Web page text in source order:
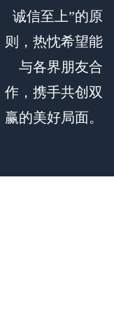
诚信至上”的原
则，热忱希望能
与各界朋友合
作，携手共创双
赢的美好局面。